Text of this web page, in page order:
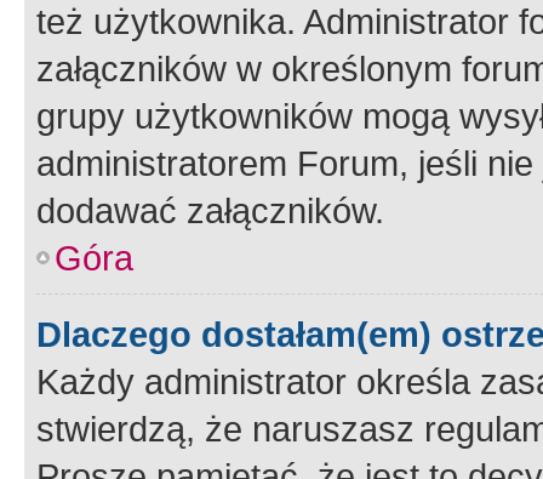
też użytkownika. Administrator
załączników w określonym
grupy użytkowników mogą
administratorem Forum, jeśli
dodawać załączników.
Góra
Dlaczego dostałam(em)
Każdy administrator określa
stwierdzą, że naruszasz